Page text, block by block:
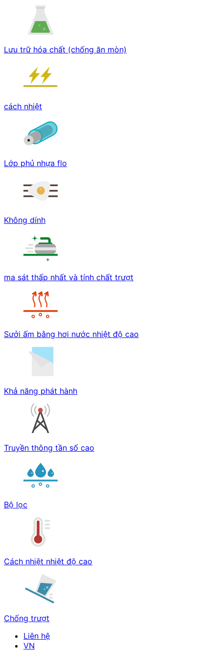
Lưu trữ hóa chất (chống ăn mòn)
cách nhiệt
Lớp phủ nhựa flo
Không dính
ma sát thấp nhất và tính chất trượt
Sưởi ấm bằng hơi nước nhiệt độ cao
Khả năng phát hành
Truyền thông tần số cao
Bộ lọc
Cách nhiệt nhiệt độ cao
Chống trượt
Liên hệ